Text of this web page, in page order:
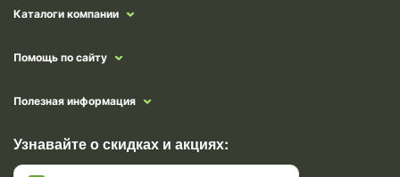
Каталоги компании
Помощь по сайту
Полезная информация
Узнавайте о скидках и акциях: